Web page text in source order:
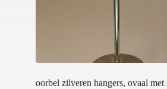
oorbel zilveren hangers, ovaal met